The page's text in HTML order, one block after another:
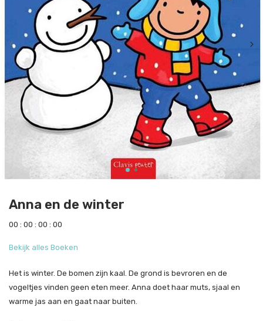
Anna en de winter
00 : 00 : 00 : 00
Bekijk alles Boeken
Het is winter. De bomen zijn kaal. De grond is bevroren en de
vogeltjes vinden geen eten meer. Anna doet haar muts, sjaal en
warme jas aan en gaat naar buiten.